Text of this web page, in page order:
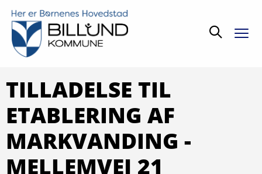
Søg
TILLADELSE TIL
ETABLERING AF
MARKVANDING -
MELLEMVEJ 21